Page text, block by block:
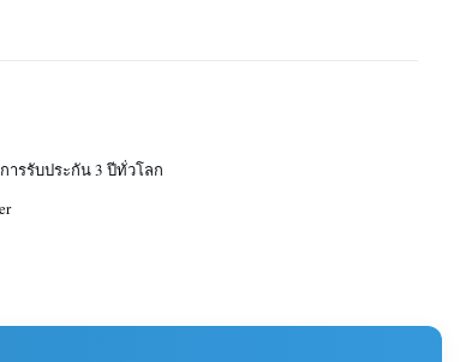
ารรับประกัน 3 ปีทั่วโลก